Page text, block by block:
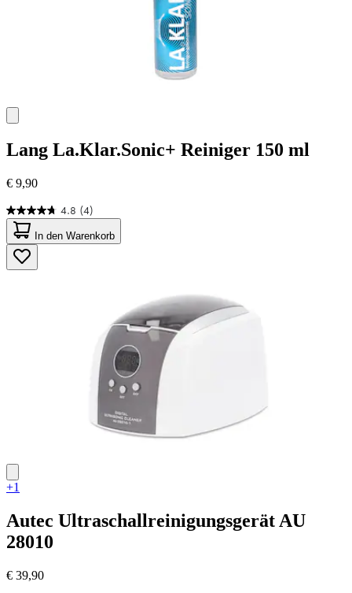
Lang La.Klar.Sonic+ Reiniger 150 ml
€ 9,90
4.8 (4)
4.8
von
5
Sternen.
4
In den Warenkorb
+1
Autec Ultraschallreinigungsgerät AU
28010
€ 39,90